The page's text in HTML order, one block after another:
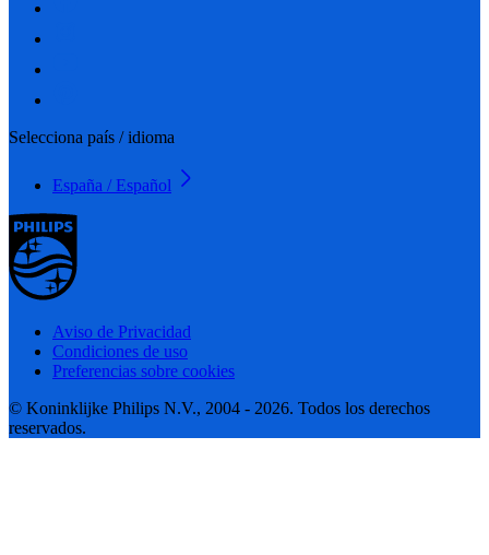
Selecciona país / idioma
España / Español
Aviso de Privacidad
Condiciones de uso
Preferencias sobre cookies
© Koninklijke Philips N.V., 2004 - 2026. Todos los derechos
reservados.